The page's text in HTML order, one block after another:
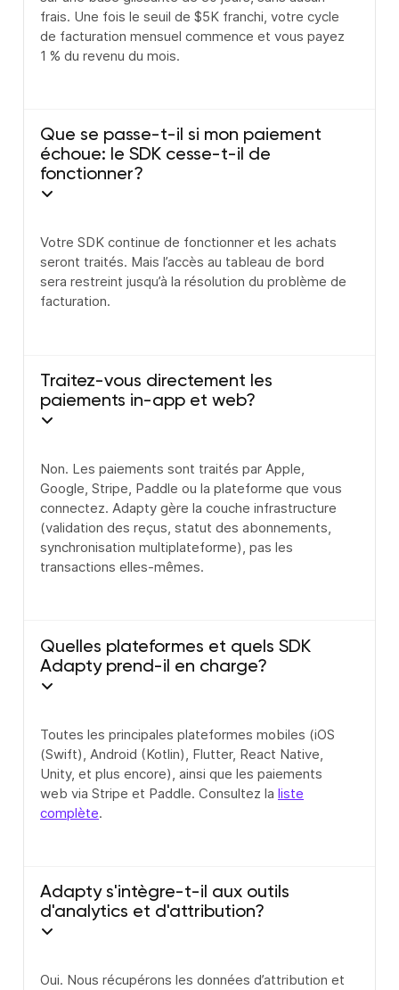
frais. Une fois le seuil de $5K franchi, votre cycle
de facturation mensuel commence et vous payez
1 % du revenu du mois.
Que se passe-t-il si mon paiement
échoue: le SDK cesse-t-il de
fonctionner?
Votre SDK continue de fonctionner et les achats
seront traités. Mais l’accès au tableau de bord
sera restreint jusqu’à la résolution du problème de
facturation.
Traitez-vous directement les
paiements in-app et web?
Non. Les paiements sont traités par Apple,
Google, Stripe, Paddle ou la plateforme que vous
connectez. Adapty gère la couche infrastructure
(validation des reçus, statut des abonnements,
synchronisation multiplateforme), pas les
transactions elles-mêmes.
Quelles plateformes et quels SDK
Adapty prend-il en charge?
Toutes les principales plateformes mobiles (iOS
(Swift), Android (Kotlin), Flutter, React Native,
Unity, et plus encore), ainsi que les paiements
web via Stripe et Paddle. Consultez la liste
complète.
Adapty s'intègre-t-il aux outils
d'analytics et d'attribution?
Oui. Nous récupérons les données d’attribution et